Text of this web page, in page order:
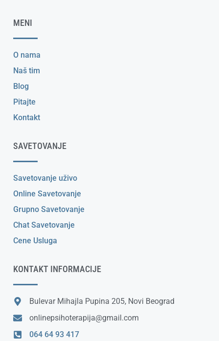
MENI
O nama
Naš tim
Blog
Pitajte
Kontakt
SAVETOVANJE
Savetovanje uživo
Online Savetovanje
Grupno Savetovanje
Chat Savetovanje
Cene Usluga
KONTAKT INFORMACIJE
Bulevar Mihajla Pupina 205, Novi Beograd
onlinepsihoterapija@gmail.com
064 64 93 417